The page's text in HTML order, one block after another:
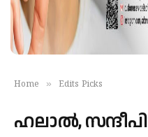
Home » Edits Picks
ഹലാൽ,